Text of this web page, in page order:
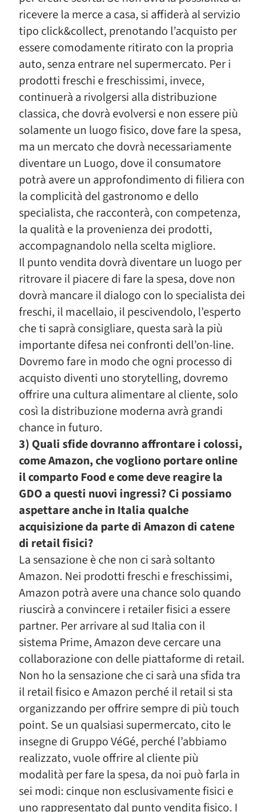
ricevere la merce a casa, si affiderà al servizio
tipo click&collect, prenotando l’acquisto per
essere comodamente ritirato con la propria
auto, senza entrare nel supermercato. Per i
prodotti freschi e freschissimi, invece,
continuerà a rivolgersi alla distribuzione
classica, che dovrà evolversi e non essere più
solamente un luogo fisico, dove fare la spesa,
ma un mercato che dovrà necessariamente
diventare un Luogo, dove il consumatore
potrà avere un approfondimento di filiera con
la complicità del gastronomo e dello
specialista, che racconterà, con competenza,
la qualità e la provenienza dei prodotti,
accompagnandolo nella scelta migliore.
Il punto vendita dovrà diventare un luogo per
ritrovare il piacere di fare la spesa, dove non
dovrà mancare il dialogo con lo specialista dei
freschi, il macellaio, il pescivendolo, l’esperto
che ti saprà consigliare, questa sarà la più
importante difesa nei confronti dell’on-line.
Dovremo fare in modo che ogni processo di
acquisto diventi uno storytelling, dovremo
offrire una cultura alimentare al cliente, solo
così la distribuzione moderna avrà grandi
chance in futuro.
3) Quali sfide dovranno affrontare i colossi,
come Amazon, che vogliono portare online
il comparto Food e come deve reagire la
GDO a questi nuovi ingressi? Ci possiamo
aspettare anche in Italia qualche
acquisizione da parte di Amazon di catene
di retail fisici?
La sensazione è che non ci sarà soltanto
Amazon. Nei prodotti freschi e freschissimi,
Amazon potrà avere una chance solo quando
riuscirà a convincere i retailer fisici a essere
partner. Per arrivare al sud Italia con il
sistema Prime, Amazon deve cercare una
collaborazione con delle piattaforme di retail.
Non ho la sensazione che ci sarà una sfida tra
il retail fisico e Amazon perché il retail si sta
organizzando per offrire sempre di più touch
point. Se un qualsiasi supermercato, cito le
insegne di Gruppo VéGé, perché l’abbiamo
realizzato, vuole offrire al cliente più
modalità per fare la spesa, da noi può farla in
sei modi: cinque non esclusivamente fisici e
uno rappresentato dal punto vendita fisico. I